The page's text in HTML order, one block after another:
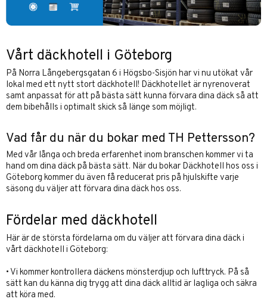
Vårt däckhotell i Göteborg
På Norra Långebergsgatan 6 i Högsbo-Sisjön har vi nu utökat vår
lokal med ett nytt stort däckhotell! Däckhotellet är nyrenoverat
samt anpassat för att på bästa sätt kunna förvara dina däck så att
dem bibehålls i optimalt skick så länge som möjligt.
Vad får du när du bokar med TH Pettersson?
Med vår långa och breda erfarenhet inom branschen kommer vi ta
hand om dina däck på bästa sätt. När du bokar Däckhotell hos oss i
Göteborg kommer du även få reducerat pris på hjulskifte varje
säsong du väljer att förvara dina däck hos oss.
Fördelar med däckhotell
Här är de största fördelarna om du väljer att förvara dina däck i
vårt däckhotell i Göteborg:
• Vi kommer kontrollera däckens mönsterdjup och lufttryck. På så
sätt kan du känna dig trygg att dina däck alltid är lagliga och säkra
att köra med.